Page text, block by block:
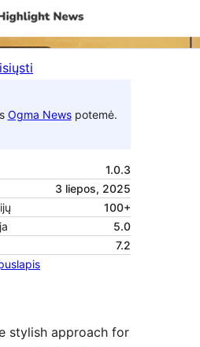
Ogma Newspotemė.
1.0.3
3 liepos, 2025
100+
5.0
7.2
stylish approach for